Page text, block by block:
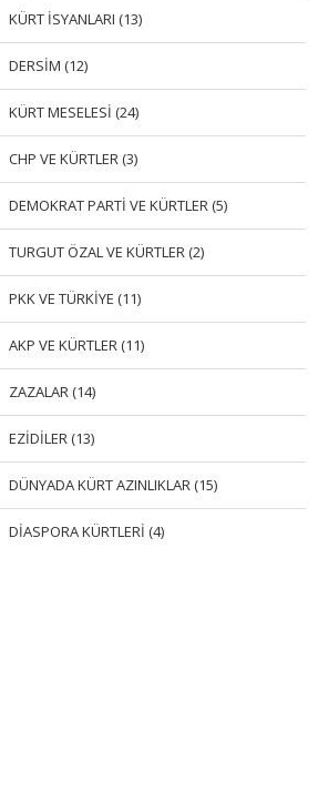
KÜRT İSYANLARI (13)
DERSIM (12)
KÜRT MESELESİ (24)
CHP VE KÜRTLER (3)
DEMOKRAT PARTI VE KÜRTLER (5)
TURGUT ÖZAL VE KÜRTLER (2)
PKK VE TÜRKIYE (11)
AKP VE KÜRTLER (11)
ZAZALAR (14)
EZIDILER (13)
DÜNYADA KÜRT AZINLIKLAR (15)
DİASPORA KÜRTLERİ (4)